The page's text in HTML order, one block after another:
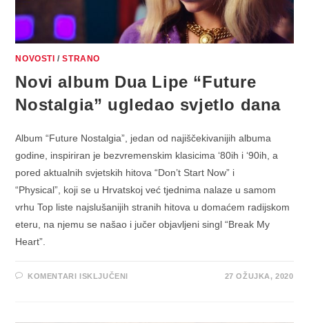
NOVOSTI /STRANO
Novi album Dua Lipe “Future
Nostalgia” ugledao svjetlo dana
Album “Future Nostalgia”, jedan od najiščekivanijih albuma
godine, inspiriran je bezvremenskim klasicima ‘80ih i ‘90ih, a
pored aktualnih svjetskih hitova “Don’t Start Now” i
“Physical”, koji se u Hrvatskoj već tjednima nalaze u samom
vrhu Top liste najslušanijih stranih hitova u domaćem radijskom
eteru, na njemu se našao i jučer objavljeni singl “Break My
Heart”.
KOMENTARI ISKLJUČENI 27 OŽUJKA, 2020